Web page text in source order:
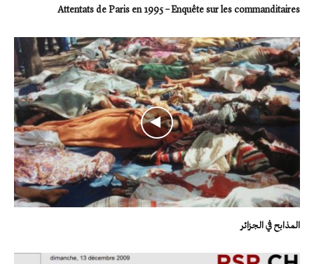
Attentats de Paris en 1995 – Enquête sur les commanditaires
المذابح في الجزائر